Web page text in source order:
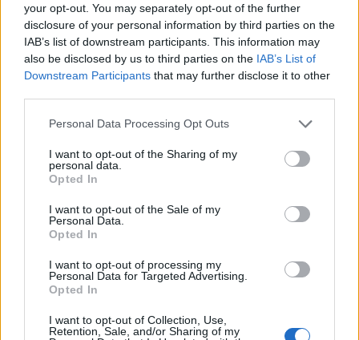
your opt-out. You may separately opt-out of the further
disclosure of your personal information by third parties on the
IAB’s list of downstream participants. This information may
also be disclosed by us to third parties on the IAB’s List of
Downstream Participants that may further disclose it to other
Personal Data Processing Opt Outs
I want to opt-out of the Sharing of my
personal data.
Opted In
I want to opt-out of the Sale of my
Personal Data.
Opted In
I want to opt-out of processing my
Personal Data for Targeted Advertising.
Opted In
I want to opt-out of Collection, Use,
Retention, Sale, and/or Sharing of my
SHOWBIZ
Tα συγκλονιστικά λόγια του Ζαμπούνη για
τον Νίκο Τριανταφυλλίδη: «Μέσα σε ένα
μήνα χάθηκε»